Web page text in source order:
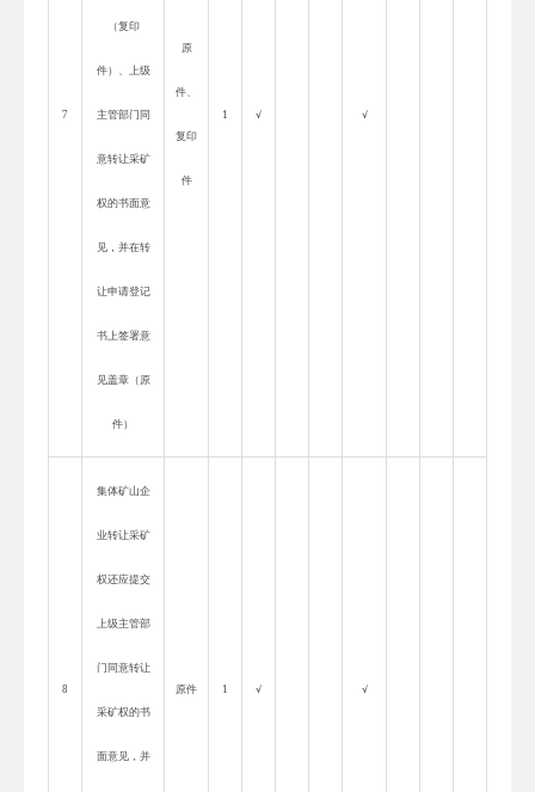
7
（复印
件）、上级
主管部门同
意转让采矿
权的书面意
见，并在转
让申请登记
书上签署意
见盖章（原
件）
原
件、
复印
件
1 √ √
8
集体矿山企
业转让采矿
权还应提交
上级主管部
门同意转让
采矿权的书
面意见，并
原件 1 √ √